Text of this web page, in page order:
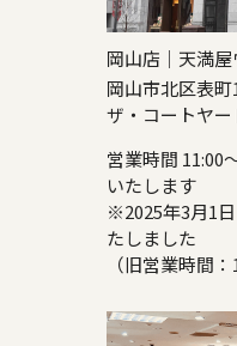
岡山店｜天満
岡山市北区表
ザ・コートヤ
営業時間
いたします
※2025年3月1
たしました
（旧営業時間：